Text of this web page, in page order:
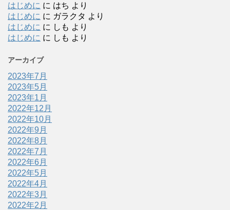
はじめに に はち より
はじめに に ガラクタ より
はじめに に しも より
はじめに に しも より
アーカイブ
2023年7月
2023年5月
2023年1月
2022年12月
2022年10月
2022年9月
2022年8月
2022年7月
2022年6月
2022年5月
2022年4月
2022年3月
2022年2月